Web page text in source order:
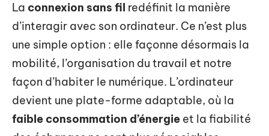
La connexion sans fil redéfinit la manière
d’interagir avec son ordinateur. Ce n’est plus
une simple option : elle façonne désormais la
mobilité, l’organisation du travail et notre
façon d’habiter le numérique. L’ordinateur
devient une plate-forme adaptable, où la
faible consommation d’énergie et la fiabilité